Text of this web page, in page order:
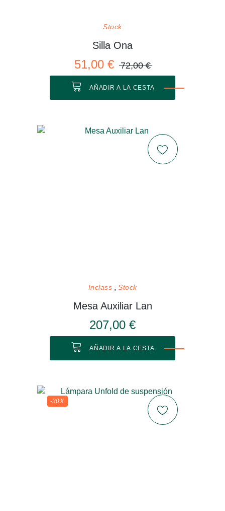
Stock
Silla Ona
51,00 € 72,00 €
AÑADIR A LA CESTA
Inclass Stock
Mesa Auxiliar Lan
207,00 €
AÑADIR A LA CESTA
-30%